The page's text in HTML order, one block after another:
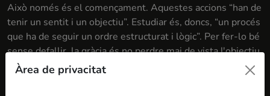
Això només és el començament. Aquestes accions “han de
tenir un sentit i un objectiu”. Estudiar és, doncs, “un procés
que ha de seguir un ordre estructurat i lògic”. Per fer-lo bé
sense defallir, la gràcia és no perdre mai de vista l'objectiu.
Allò “d'atrevir-se a perseguir els somnis”, per una vegada,
no sona a mantra gastat i cursi, sinó que té tot el sentit.
Àrea de privacitat